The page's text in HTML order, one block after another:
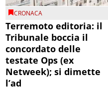
CRONACA
Terremoto editoria: il
Tribunale boccia il
concordato delle
testate Ops (ex
Netweek); si dimette
l’ad